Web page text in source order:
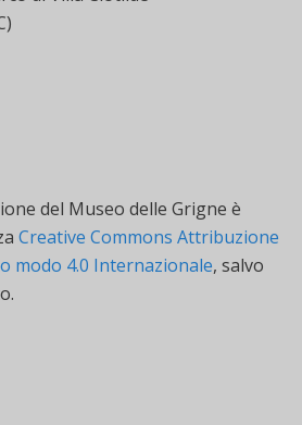
del Museo delle Grigne è
Creative Commons Attribuzione
modo 4.0 Internazionale, salvo